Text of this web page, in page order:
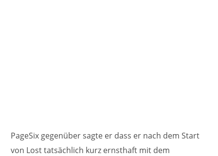
PageSix gegenüber sagte er dass er nach dem Start
von Lost tatsächlich kurz ernsthaft mit dem